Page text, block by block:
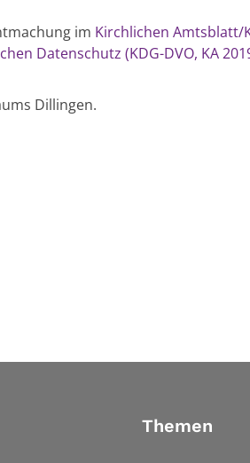
im Kirchlichen Amtsblatt/
Datenschutz (KDG-DVO, KA
Dillingen.
Themen